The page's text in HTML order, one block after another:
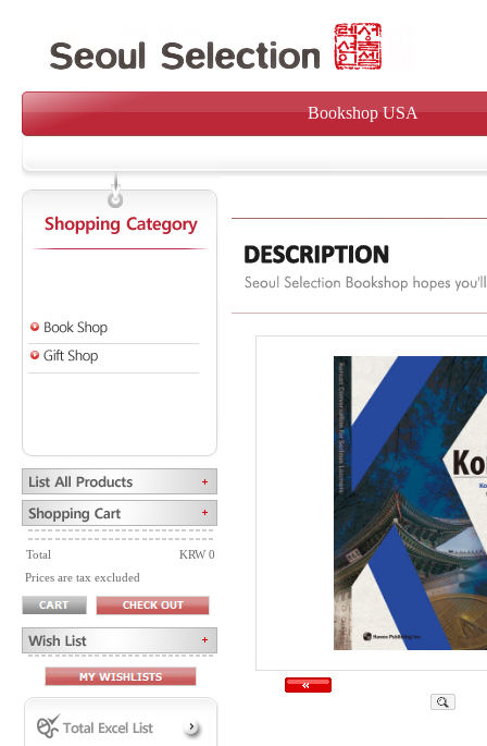
Bookshop USA
Total
KRW 0
Prices are tax excluded